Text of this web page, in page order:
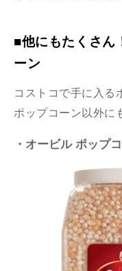
■他にもたくさん
ーン
コストコで手に入る
ポップコーン以外に
・オービル ポップ